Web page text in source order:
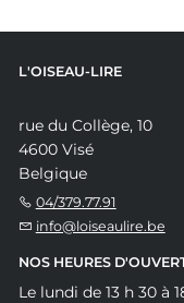
L'OISEAU-LIRE
rue du Collège, 10
4600 Visé
Belgique
04/379.77.91
info@loiseaulire.be
NOS HEURES
Le lundi de 13 h 30 à